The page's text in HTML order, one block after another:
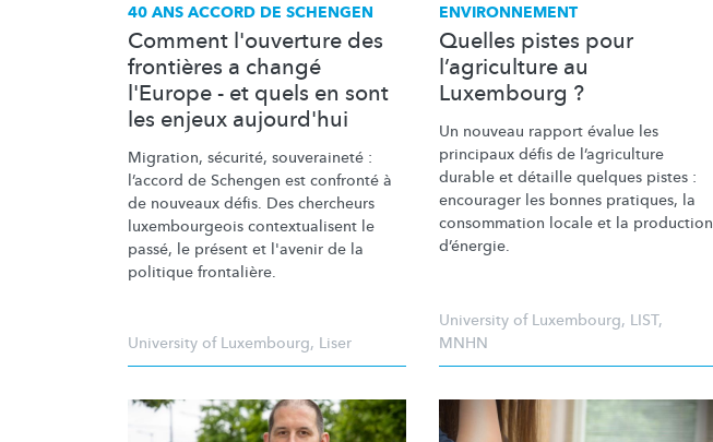
40 ANS ACCORD DE SCHENGEN
Comment l'ouverture des
frontières a changé
l'Europe - et quels en sont
les enjeux aujourd'hui
Migration, sécurité, souveraineté :
l’accord de Schengen est confronté à
de nouveaux défis. Des chercheurs
luxembourgeois contextualisent le
passé, le présent et l'avenir de la
politique frontalière.
University of Luxembourg, Liser
ENVIRONNEMENT
Quelles pistes pour
l’agriculture au
Luxembourg ?
Un nouveau rapport évalue les
principaux défis de l’agriculture
durable et détaille quelques pistes :
encourager les bonnes pratiques, la
consommation locale et la production
d’énergie.
University of Luxembourg, LIST,
MNHN